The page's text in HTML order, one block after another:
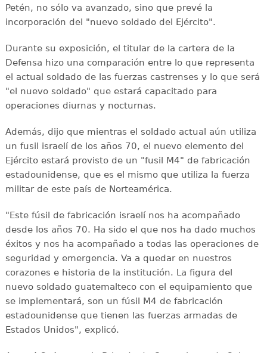
Petén, no sólo va avanzado, sino que prevé la
incorporación del "nuevo soldado del Ejército".
Durante su exposición, el titular de la cartera de la
Defensa hizo una comparación entre lo que representa
el actual soldado de las fuerzas castrenses y lo que será
"el nuevo soldado" que estará capacitado para
operaciones diurnas y nocturnas.
Además, dijo que mientras el soldado actual aún utiliza
un fusil israelí de los años 70, el nuevo elemento del
Ejército estará provisto de un "fusil M4" de fabricación
estadounidense, que es el mismo que utiliza la fuerza
militar de este país de Norteamérica.
"Este fúsil de fabricación israelí nos ha acompañado
desde los años 70. Ha sido el que nos ha dado muchos
éxitos y nos ha acompañado a todas las operaciones de
seguridad y emergencia. Va a quedar en nuestros
corazones e historia de la institución. La figura del
nuevo soldado guatemalteco con el equipamiento que
se implementará, son un fúsil M4 de fabricación
estadounidense que tienen las fuerzas armadas de
Estados Unidos", explicó.